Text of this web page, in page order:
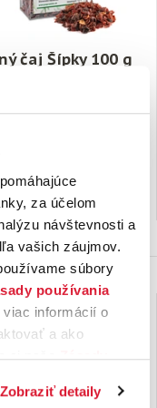
za účelom
návštevnosti a
vašich záujmov.
súbory
používania
informácií o
a ako
si našeZásady
s používaním
Zobraziť detaily
čaj Šípky 100 g
obsahuje najkvalitnejšie
Čile. Nálev z
sklade